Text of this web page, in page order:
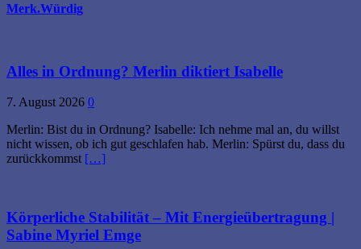
Merk.Würdig
Alles in Ordnung? Merlin diktiert Isabelle
7. August 2026 0
Merlin: Bist du in Ordnung? Isabelle: Ich nehme mal an, du willst
nicht wissen, ob ich gut geschlafen hab. Merlin: Spürst du, dass du
zurückkommst […]
Körperliche Stabilität – Mit Energieübertragung |
Sabine Myriel Emge